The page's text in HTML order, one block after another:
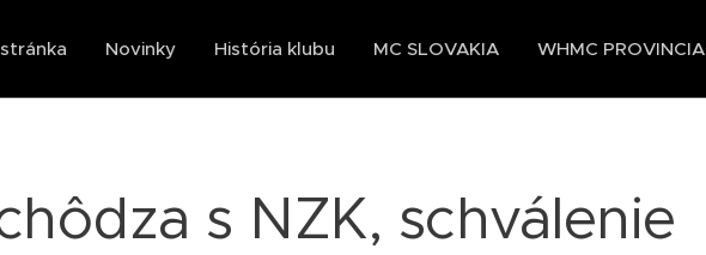
Novinky História klubu MC SLOVAKIA WHMC PROVINCIA
s NZK, schválenie